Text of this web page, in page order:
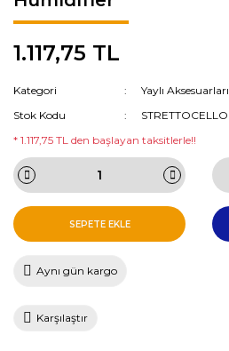
1.117,75 TL
Kategori
Yaylı Aksesuarları
Stok Kodu
STRETTOCELLO
* 1.117,75 TL den başlayan taksitlerle!!
SEPETE EKLE
Aynı gün kargo
Karşılaştır